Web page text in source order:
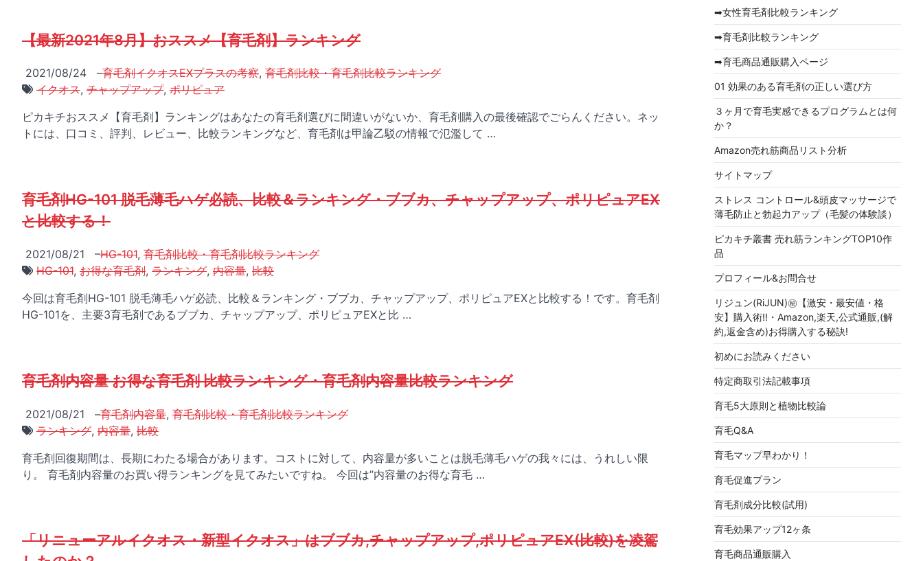
【最新2021年8月】おススメ【育毛剤】ランキング
2021/08/24 –育毛剤イクオスEXプラスの考察, 育毛剤比較・育毛剤比較ランキング
イクオス, チャップアップ, ポリピュア
ピカキチおススメ【育毛剤】ランキングはあなたの育毛剤選びに間違いがないか、育毛剤購入の最後確認でごらんください。ネッ
トには、口コミ、評判、レビュー、比較ランキングなど、育毛剤は甲論乙駁の情報で氾濫して …
育毛剤HG-101 脱毛薄毛ハゲ必読、比較＆ランキング・ブブカ、チャップアップ、ポリピュアEX
と比較する！
2021/08/21 –HG-101, 育毛剤比較・育毛剤比較ランキング
HG-101, お得な育毛剤, ランキング, 内容量, 比較
今回は育毛剤HG-101 脱毛薄毛ハゲ必読、比較＆ランキング・ブブカ、チャップアップ、ポリピュアEXと比較する！です。育毛剤
HG-101を、主要3育毛剤であるブブカ、チャップアップ、ポリピュアEXと比 …
育毛剤内容量 お得な育毛剤 比較ランキング・育毛剤内容量比較ランキング
2021/08/21 –育毛剤内容量, 育毛剤比較・育毛剤比較ランキング
ランキング, 内容量, 比較
育毛剤回復期間は、長期にわたる場合があります。コストに対して、内容量が多いことは脱毛薄毛ハゲの我々には、うれしい限
り。 育毛剤内容量のお買い得ランキングを見てみたいですね。 今回は”内容量のお得な育毛 …
「リニューアルイクオス・新型イクオス」はブブカ,チャップアップ,ポリピュアEX(比較)を凌駕
➡女性育毛剤比較ランキング
➡育毛剤比較ランキング
➡育毛商品通販購入ページ
01 効果のある育毛剤の正しい選び方
３ヶ月で育毛実感できるプログラムとは何
か？
Amazon売れ筋商品リスト分析
サイトマップ
ストレス コントロール&頭皮マッサージで
薄毛防止と勃起力アップ（毛髪の体験談）
ピカキチ叢書 売れ筋ランキングTOP10作
品
プロフィール&お問合せ
リジュン(RiJUN)㊙【激安・最安値・格
安】購入術!!・Amazon,楽天,公式通販,(解
約,返金含め)お得購入する秘訣!
初めにお読みください
特定商取引法記載事項
育毛5大原則と植物比較論
育毛Q&A
育毛マップ早わかり！
育毛促進プラン
育毛剤成分比較(試用)
育毛効果アップ12ヶ条
育毛商品通販購入